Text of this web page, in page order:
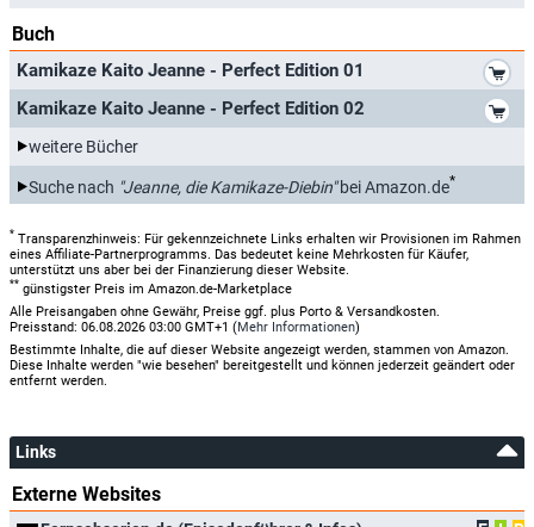
Buch
Kamikaze Kaito Jeanne - Perfect Edition 01
Kamikaze Kaito Jeanne - Perfect Edition 02
weitere Bücher
Suche nach "Jeanne, die Kamikaze-Diebin"bei Amazon.de*
* Transparenzhinweis: Für gekennzeichnete Links erhalten wir Provisionen im Rahmen
eines Affiliate-Partnerprogramms. Das bedeutet keine Mehrkosten für Käufer,
unterstützt uns aber bei der Finanzierung dieser Website.
** günstigster Preis im Amazon.de-Marketplace
Alle Preisangaben ohne Gewähr, Preise ggf. plus Porto & Versandkosten.
Preisstand: 06.08.2026 03:00 GMT+1 (Mehr Informationen)
Bestimmte Inhalte, die auf dieser Website angezeigt werden, stammen von Amazon.
Diese Inhalte werden "wie besehen" bereitgestellt und können jederzeit geändert oder
entfernt werden.
Links
Externe Websites